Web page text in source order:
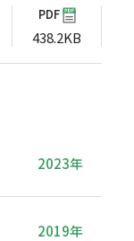
PDF
438.2KB
2023年
2019年